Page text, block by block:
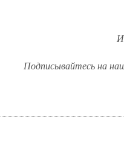
Подписывайтесь на